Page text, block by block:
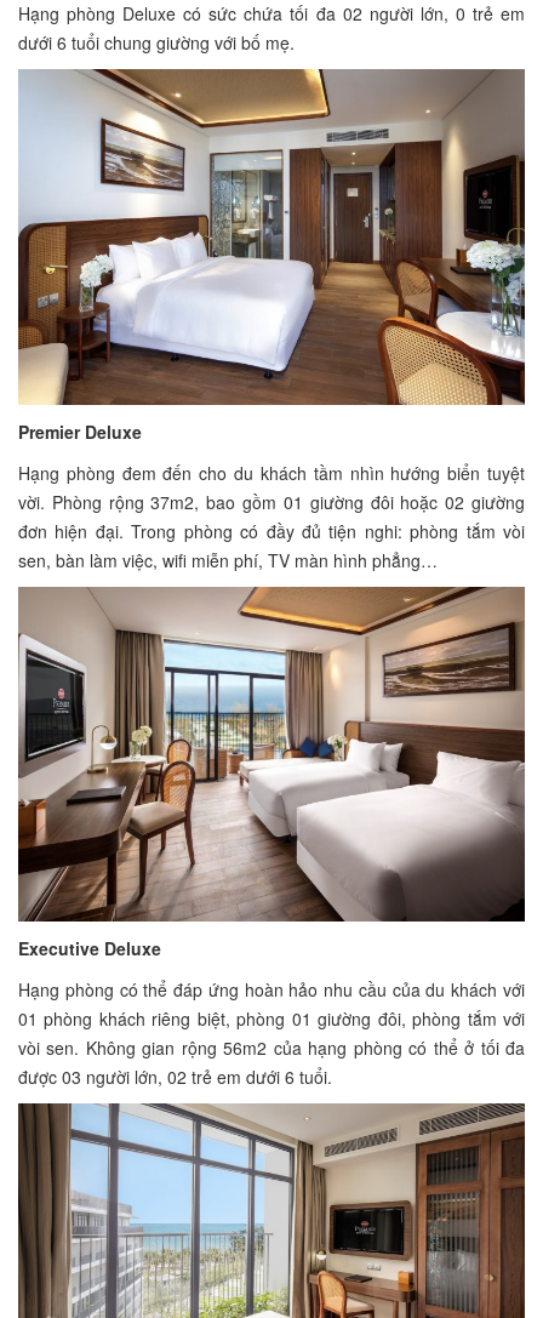
Hạng phòng Deluxe có sức chứa tối đa 02 người lớn, 0 trẻ em
dưới 6 tuổi chung giường với bố mẹ.
Premier Deluxe
Hạng phòng đem đến cho du khách tầm nhìn hướng biển tuyệt
vời. Phòng rộng 37m2, bao gồm 01 giường đôi hoặc 02 giường
đơn hiện đại. Trong phòng có đầy đủ tiện nghi: phòng tắm vòi
sen, bàn làm việc, wifi miễn phí, TV màn hình phẳng…
Executive Deluxe
Hạng phòng có thể đáp ứng hoàn hảo nhu cầu của du khách với
01 phòng khách riêng biệt, phòng 01 giường đôi, phòng tắm với
vòi sen. Không gian rộng 56m2 của hạng phòng có thể ở tối đa
được 03 người lớn, 02 trẻ em dưới 6 tuổi.